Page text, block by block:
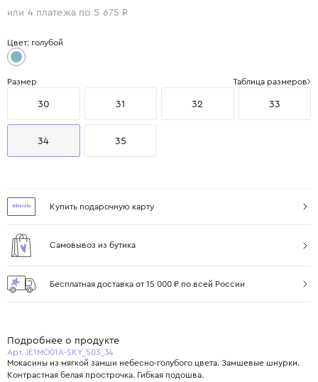
или 4 платежа по 5 675 ₽
Цвет: голубой
Размер Таблица размеров
30 31 32 33
34 35
Купить подарочную карту
Самовывоз из бутика
Бесплатная доставка от 15 000 ₽ по всей России
Подробнее о продукте
Арт. JE1MO01A-SKY_503_34
Мокасины из мягкой замши небесно-голубого цвета. Замшевые шнурки.
Контрастная белая прострочка. Гибкая подошва.